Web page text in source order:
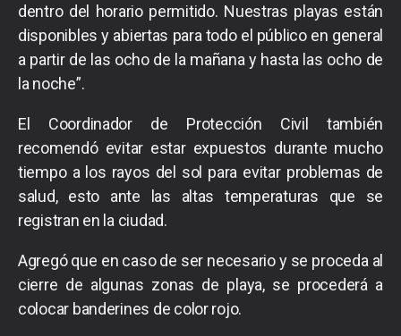
dentro del horario permitido. Nuestras playas están
disponibles y abiertas para todo el público en general
a partir de las ocho de la mañana y hasta las ocho de
la noche”.
El Coordinador de Protección Civil también
recomendó evitar estar expuestos durante mucho
tiempo a los rayos del sol para evitar problemas de
salud, esto ante las altas temperaturas que se
registran en la ciudad.
Agregó que en caso de ser necesario y se proceda al
cierre de algunas zonas de playa, se procederá a
colocar banderines de color rojo.